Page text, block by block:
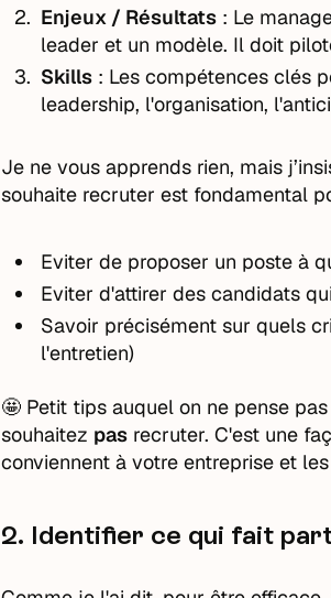
Enjeux / Résultats : Le
leader et un modèle. Il doit
Skills : Les compétences clés
leadership, l'organisation,
Je ne vous apprends rien, mais
souhaite recruter est fondamental
Eviter de proposer un poste à
Eviter d'attirer des candidats
Savoir précisément sur quels
l'entretien)
🤩 Petit tips auquel on ne pense
souhaitez pas recruter. C'est une
conviennent à votre entreprise et
2. Identifier ce qui fait